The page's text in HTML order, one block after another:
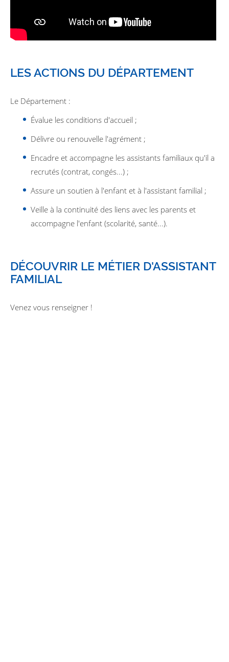
LES ACTIONS DU DÉPARTEMENT
Le Département :
Évalue les conditions d'accueil ;
Délivre ou renouvelle l'agrément ;
Encadre et accompagne les assistants familiaux qu'il a
recrutés (contrat, congés...) ;
Assure un soutien à l'enfant et à l'assistant familial ;
Veille à la continuité des liens avec les parents et
accompagne l'enfant (scolarité, santé...).
DÉCOUVRIR LE MÉTIER D'ASSISTANT
FAMILIAL
Venez vous renseigner !